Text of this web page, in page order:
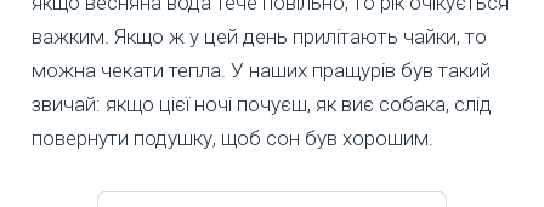
важким. Якщо ж у цей день прилітають чайки, то
можна чекати тепла. У наших пращурів був такий
звичай: якщо цієї ночі почуєш, як виє собака, слід
повернути подушку, щоб сон був хорошим.